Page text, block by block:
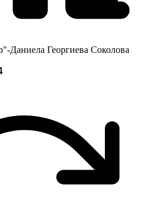
Даниела Георгиева Соколова